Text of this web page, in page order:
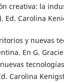
creativa: la
Ed. Carolina
y nuevas
En G.
Carolina